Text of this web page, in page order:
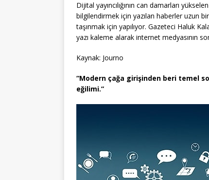
Dijital yayıncılığının can damarları
bilgilendirmek için yazılan haberler uzun
taşınmak için yapılıyor. Gazeteci Haluk
yazı kaleme alarak internet medyasının
Kaynak: Journo
“Modern çağa girişinden beri temel
eğilimi.”